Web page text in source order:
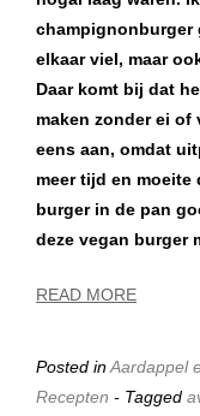
champignonburger
elkaar viel, maar
Daar komt bij dat
maken zonder ei of
eens aan, omdat
meer tijd en moeite
burger in de pan
deze vegan burger
READ MORE
Posted inAardappel
Recepten - Tagged